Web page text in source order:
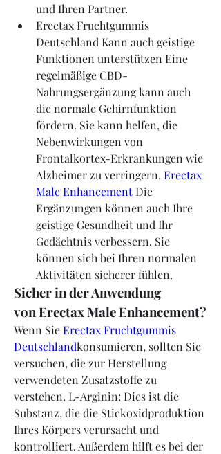
und Ihren Partner.
Erectax Fruchtgummis
Deutschland Kann auch geistige
Funktionen unterstützen Eine
regelmäßige CBD-
Nahrungsergänzung kann auch
die normale Gehirnfunktion
fördern. Sie kann helfen, die
Nebenwirkungen von
Frontalkortex-Erkrankungen wie
Alzheimer zu verringern. Erectax
Male Enhancement Die
Ergänzungen können auch Ihre
geistige Gesundheit und Ihr
Gedächtnis verbessern. Sie
können sich bei Ihren normalen
Aktivitäten sicherer fühlen.
Sicher in der Anwendung
von Erectax Male Enhancement?
Wenn Sie Erectax Fruchtgummis
Deutschlandkonsumieren, sollten Sie
versuchen, die zur Herstellung
verwendeten Zusatzstoffe zu
verstehen. L-Arginin: Dies ist die
Substanz, die die Stickoxidproduktion
Ihres Körpers verursacht und
kontrolliert. Außerdem hilft es bei der